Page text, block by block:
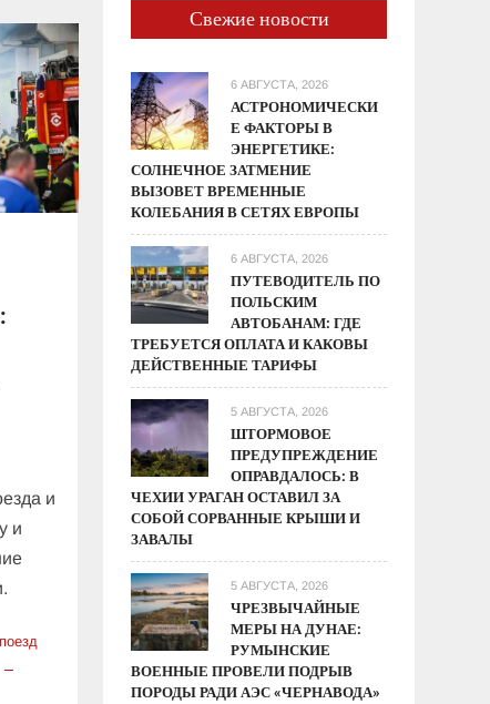
и
и
поезд
Свежие новости
6 АВГУСТА, 2026
АСТРОНОМИЧЕСКИ
Е ФАКТОРЫ В
ЭНЕРГЕТИКЕ:
СОЛНЕЧНОЕ ЗАТМЕНИЕ
ВЫЗОВЕТ ВРЕМЕННЫЕ
КОЛЕБАНИЯ В СЕТЯХ ЕВРОПЫ
6 АВГУСТА, 2026
ПУТЕВОДИТЕЛЬ ПО
ПОЛЬСКИМ
АВТОБАНАМ: ГДЕ
ТРЕБУЕТСЯ ОПЛАТА И КАКОВЫ
ДЕЙСТВЕННЫЕ ТАРИФЫ
5 АВГУСТА, 2026
ШТОРМОВОЕ
ПРЕДУПРЕЖДЕНИЕ
ОПРАВДАЛОСЬ: В
ЧЕХИИ УРАГАН ОСТАВИЛ ЗА
СОБОЙ СОРВАННЫЕ КРЫШИ И
ЗАВАЛЫ
5 АВГУСТА, 2026
ЧРЕЗВЫЧАЙНЫЕ
МЕРЫ НА ДУНАЕ:
РУМЫНСКИЕ
ВОЕННЫЕ ПРОВЕЛИ ПОДРЫВ
ПОРОДЫ РАДИ АЭС «ЧЕРНАВОДА»